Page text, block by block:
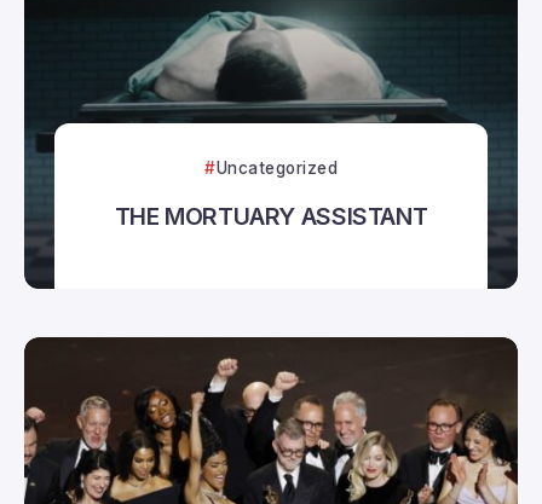
Uncategorized
THE MORTUARY ASSISTANT